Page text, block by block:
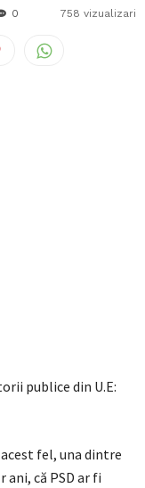
0 758 vizualizari
publice din U.E:
fel, una dintre
că PSD ar fi